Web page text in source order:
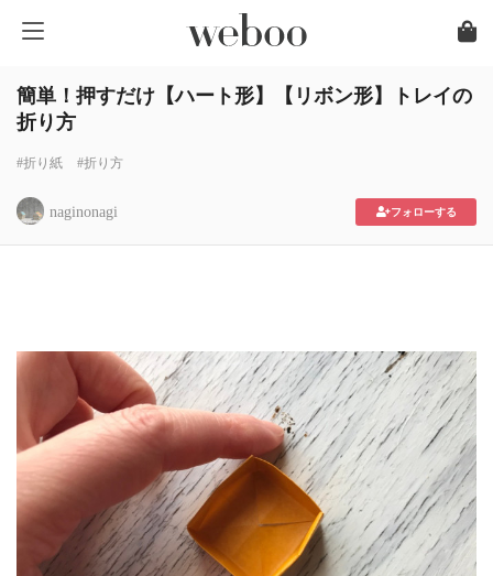
簡単！押すだけ【ハート形】【リボン形】トレイの
折り方
#折り紙 #折り方
naginonagi フォローする